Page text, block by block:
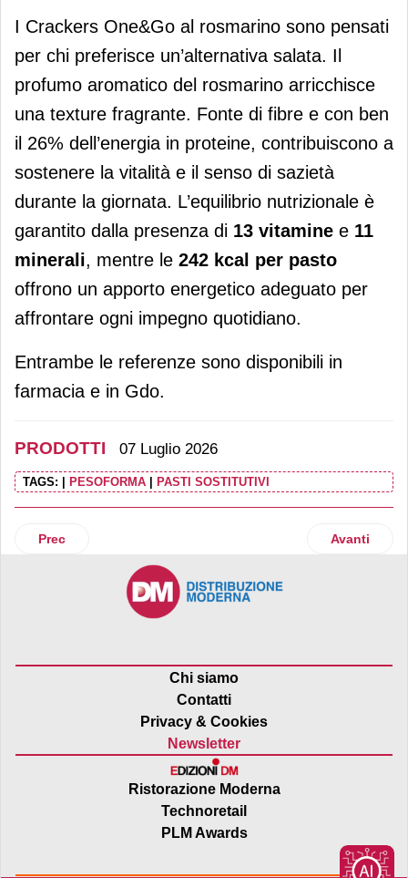
I Crackers One&Go al rosmarino sono pensati
per chi preferisce un’alternativa salata. Il
profumo aromatico del rosmarino arricchisce
una texture fragrante. Fonte di fibre e con ben
il 26% dell’energia in proteine, contribuiscono a
sostenere la vitalità e il senso di sazietà
durante la giornata. L’equilibrio nutrizionale è
garantito dalla presenza di 13 vitamine e 11
minerali, mentre le 242 kcal per pasto
offrono un apporto energetico adeguato per
affrontare ogni impegno quotidiano.
Entrambe le referenze sono disponibili in
farmacia e in Gdo.
PRODOTTI 07 Luglio 2026
TAGS: PESOFORMA PASTI SOSTITUTIVI
Articolo precedente: Santhè Zero è il nuovo tè freddo della
Prec Articolo
Avanti
Chi siamo
Contatti
Privacy & Cookies
Newsletter
Ristorazione Moderna
Technoretail
PLM Awards